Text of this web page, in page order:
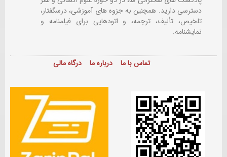
دسترسی دارید. همچنین به جزوه های آموزشی، درسگفتار،
تلخیص، تألیف، ترجمه، و اتودهایی برایفیلمنامه و
نمایشنامه.
تماس با ما درباره ما درگاه مالی